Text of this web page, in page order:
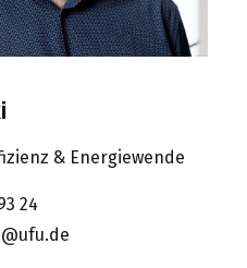
& Energiewende
24